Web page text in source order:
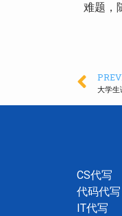
难题，
大学生
CS代写
代码代写
IT代写